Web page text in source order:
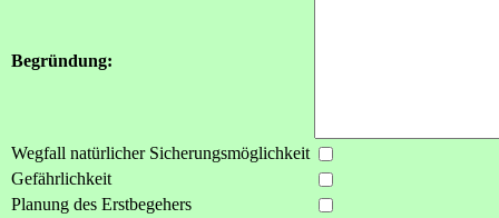
Begründung:
Wegfall natürlicher Sicherungsmöglichkeit
Gefährlichkeit
Planung des Erstbegehers